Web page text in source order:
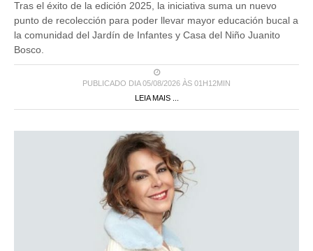
Tras el éxito de la edición 2025, la iniciativa suma un nuevo
punto de recolección para poder llevar mayor educación bucal a
la comunidad del Jardín de Infantes y Casa del Niño Juanito
Bosco.
PUBLICADO DIA 05/08/2026 ÀS 01H12MIN
LEIA MAIS ...